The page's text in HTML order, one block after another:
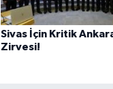
Sivas İçin Kritik
Zirvesi!